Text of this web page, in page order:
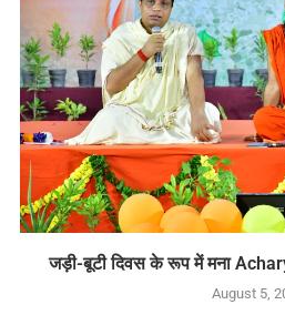
जड़ी-बूटी दिवस के रूप में मना
August 5,